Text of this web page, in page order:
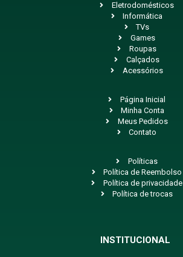
Eletrodomésticos
Informática
TVs
Games
Roupas
Calçados
Acessórios
Página Inicial
Minha Conta
Meus Pedidos
Contato
Políticas
Política de Reembolso
Política de privacidade
Política de trocas
INSTITUCIONAL